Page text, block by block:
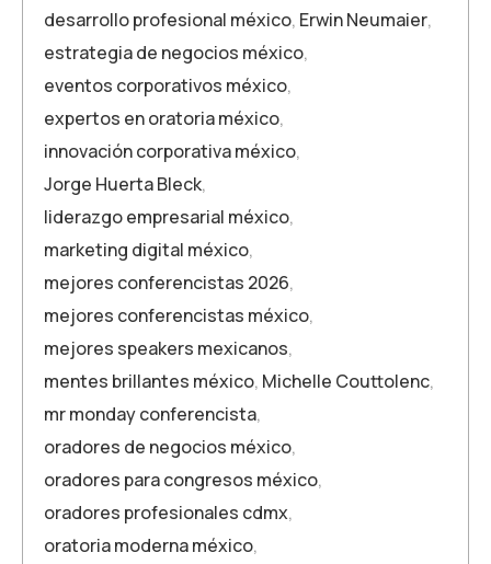
desarrollo profesional méxico, Erwin Neumaier,
estrategia de negocios méxico,
eventos corporativos méxico,
expertos en oratoria méxico,
innovación corporativa méxico,
Jorge Huerta Bleck,
liderazgo empresarial méxico,
marketing digital méxico,
mejores conferencistas 2026,
mejores conferencistas méxico,
mejores speakers mexicanos,
mentes brillantes méxico, Michelle Couttolenc,
mr monday conferencista,
oradores de negocios méxico,
oradores para congresos méxico,
oradores profesionales cdmx,
oratoria moderna méxico,